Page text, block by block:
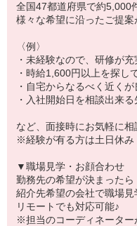
全国47都道府県で約5,000
様々な希望に沿ったご提案
〈例〉
・未経験なので、研修が
・時給1,600円以上を探し
・自宅からなるべく近くが
・入社開始日を相談出来
など、面接時にお気軽に相
※経験が有る方は土日休み
▼職場見学・お顔合わせ
勤務先の希望が決まったら
紹介先希望の会社で職場見
リモートでも対応可能♪
※担当のコーディネーター